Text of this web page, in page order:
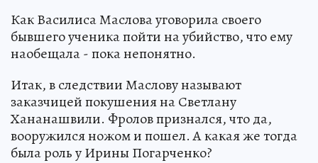
Как Василиса Маслова уговорила своего
бывшего ученика пойти на убийство, что ему
наобещала - пока непонятно.
Итак, в следствии Маслову называют
заказчицей покушения на Светлану
Хананашвили. Фролов признался, что да,
вооружился ножом и пошел. А какая же тогда
была роль у Ирины Погарченко?